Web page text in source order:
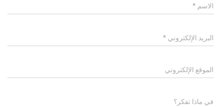
الاسم *
البريد الإلكتروني *
الموقع الإلكتروني
في ماذا تفكر؟